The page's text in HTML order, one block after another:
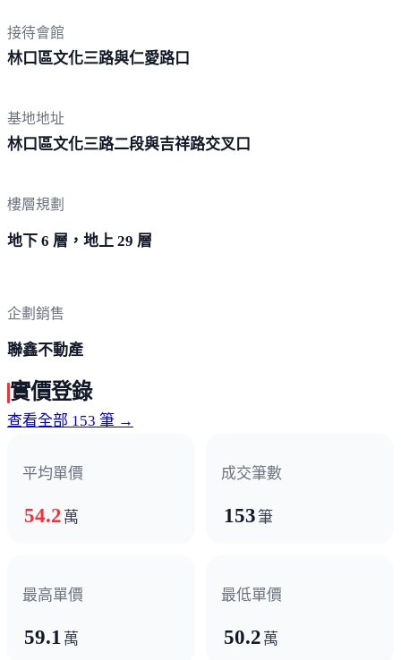
接待會館
林口區文化三路與仁愛路口
基地地址
林口區文化三路二段與吉祥路交叉口
樓層規劃
地下 6 層，地上 29 層
企劃銷售
聯鑫不動產
實價登錄
查看全部 153 筆 →
平均單價
54.2 萬
成交筆數
153筆
最高單價
59.1 萬
最低單價
50.2 萬